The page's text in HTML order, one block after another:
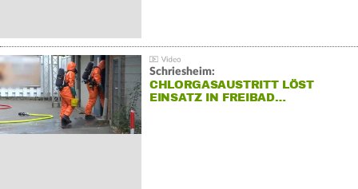
Schriesheim:
CHLORGASAUSTRITT LÖST
EINSATZ IN FREIBAD…